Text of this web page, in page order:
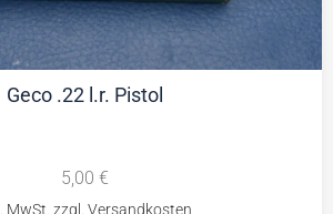
Geco .22 l.r. Pistol
5,00 €